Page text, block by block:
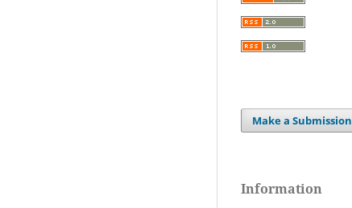
Make a Submission
Information